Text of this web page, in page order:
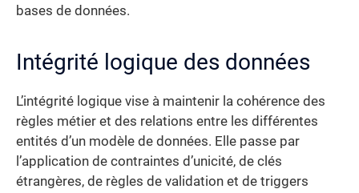
bases de données.
Intégrité logique des données
L’intégrité logique vise à maintenir la cohérence des
règles métier et des relations entre les différentes
entités d’un modèle de données. Elle passe par
l’application de contraintes d’unicité, de clés
étrangères, de règles de validation et de triggers